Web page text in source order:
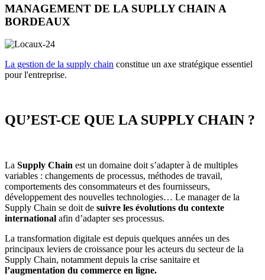
MANAGEMENT DE LA SUPLLY CHAIN A
BORDEAUX
La gestion de la supply chain constitue un axe stratégique essentiel
pour l'entreprise.
QU’EST-CE QUE LA SUPPLY CHAIN ?
La Supply Chain est un domaine doit s’adapter à de multiples
variables : changements de processus, méthodes de travail,
comportements des consommateurs et des fournisseurs,
développement des nouvelles technologies… Le manager de la
Supply Chain se doit de suivre les évolutions du contexte
international afin d’adapter ses processus.
La transformation digitale est depuis quelques années un des
principaux leviers de croissance pour les acteurs du secteur de la
Supply Chain, notamment depuis la crise sanitaire et
l’augmentation du commerce en ligne.